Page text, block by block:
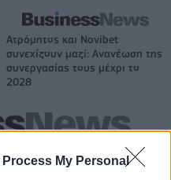
Process My Personal
Ατρόμητος και Novibet
συνεχίζουν μαζί: Ανανέωση της
συνεργασίας τους μέχρι το
2028